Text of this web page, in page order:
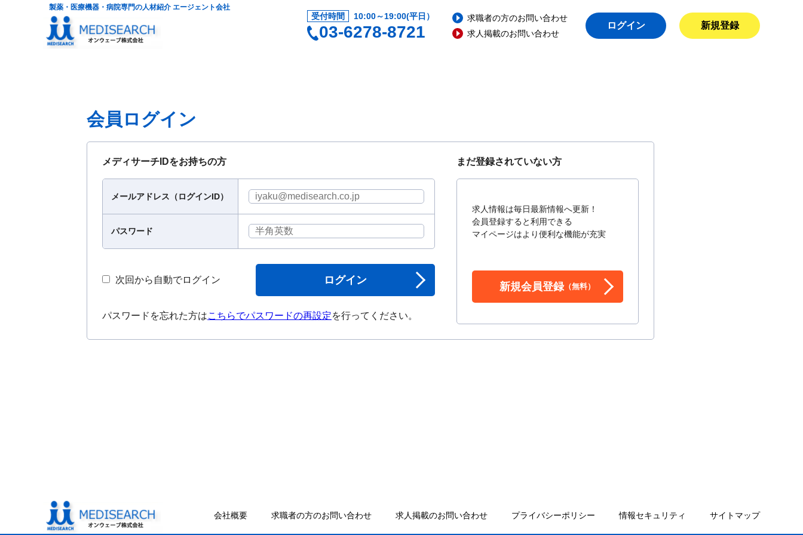
製薬・医療機器・病院専門の人材紹介 エージェント会社
受付時間 10:00～19:00(平日）
03-6278-8721
求職者の方のお問い合わせ
求人掲載のお問い合わせ
ログイン 新規登録
会員ログイン
メディサーチIDをお持ちの方
メールアドレス（ログインID）
パスワード
次回から自動でログイン ログイン
パスワードを忘れた方はこちらでパスワードの再設定を行ってください。
まだ登録されていない方
求人情報は毎日最新情報へ更新！
会員登録すると利用できる
マイページはより便利な機能が充実
新規会員登録（無料）
会社概要 求職者の方のお問い合わせ 求人掲載のお問い合わせ プライバシーポリシー 情報セキュリティ サイトマップ